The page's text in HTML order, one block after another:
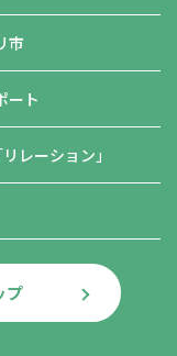
市
ート
レーション」
プ